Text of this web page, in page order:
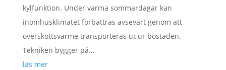
kylfunktion. Under varma sommardagar kan
inomhusklimatet förbättras avsevärt genom att
överskottsvärme transporteras ut ur bostaden.
Tekniken bygger på...
läs mer